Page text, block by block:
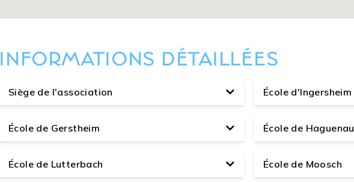
INFORMATIONS DÉTAILLÉES
Siège de l'association École d'Ingersheim
École de Gerstheim École de Haguenau
École de Lutterbach École de Moosch